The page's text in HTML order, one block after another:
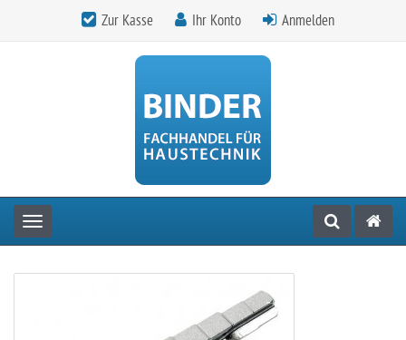
Zur Kasse Ihr Konto Anmelden
Toggle navigation